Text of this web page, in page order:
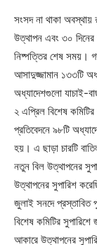
সংসদ না থাকা অবস্থায়
উত্থাপন এবং ৩০
নিষ্পত্তির শেষ সময়।
আসাদুজ্জামান ১৩৩টি
অধ্যাদেশগুলো যাচাই-
২ এপ্রিল বিশেষ
প্রতিবেদনে ৯৮টি
হয়। এ ছাড়া চারটি
নতুন বিল উত্থাপনের
উত্থাপনের সুপারিশ
জুলাই সনদে প্রস্তাবিত
বিশেষ কমিটির
আকারে উত্থাপনের